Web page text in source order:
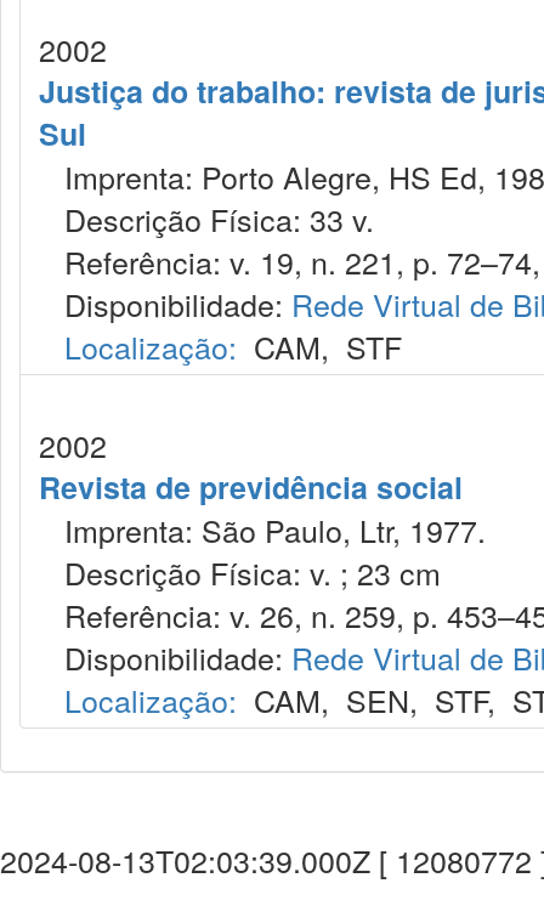
2002
Justiça do trabalho: revista de
Sul
Imprenta: Porto Alegre, HS Ed,
Descrição Física: 33 v.
Referência: v. 19, n. 221, p.
Disponibilidade: Rede Virtual de
Localização: CAM, STF
2002
Revista de previdência social
Imprenta: São Paulo, Ltr, 1977.
Descrição Física: v. ; 23 cm
Referência: v. 26, n. 259, p.
Disponibilidade: Rede Virtual de
Localização: CAM, SEN, STF,
2024-08-13T02:03:39.000Z [ 12080772